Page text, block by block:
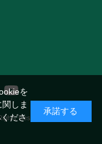
Reserved.
を
しま
ださ
承諾する